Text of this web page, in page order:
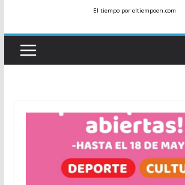
El tiempopor eltiempoen.com